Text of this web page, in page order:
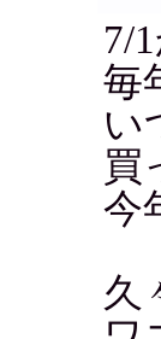
7/
毎
い
買
今
久